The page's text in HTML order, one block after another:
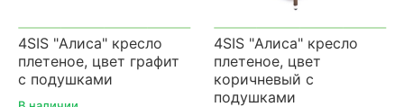
4SIS "Алиса" кресло
плетеное, цвет графит
с подушками
4SIS "Алиса" кресло
плетеное, цвет
коричневый с
подушками